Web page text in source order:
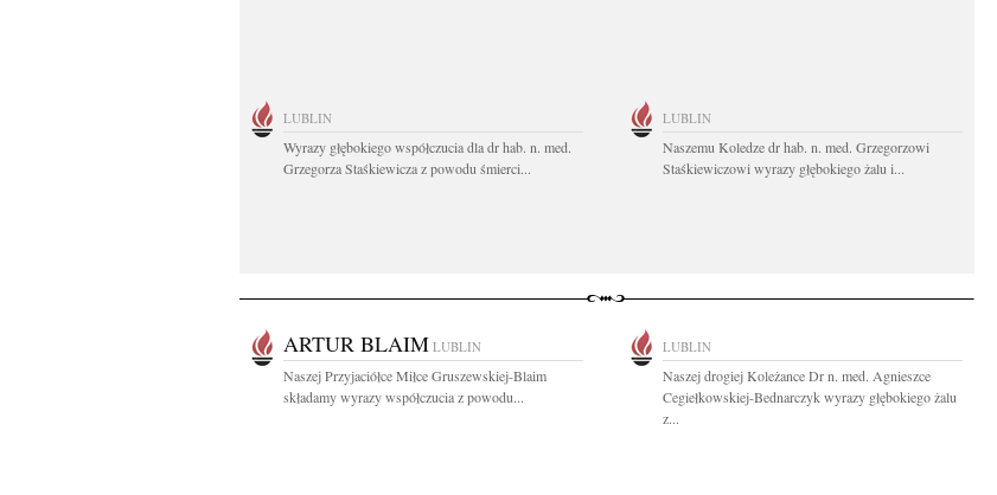
LUBLIN
Wyrazy głębokiego współczucia dla dr hab. n. med.
Grzegorza Staśkiewicza z powodu śmierci...
LUBLIN
Naszemu Koledze dr hab. n. med. Grzegorzowi
Staśkiewiczowi wyrazy głębokiego żalu i...
ARTUR BLAIM LUBLIN
Naszej Przyjaciółce Miłce Gruszewskiej-Blaim
składamy wyrazy współczucia z powodu...
LUBLIN
Naszej drogiej Koleżance Dr n. med. Agnieszce
Cegiełkowskiej-Bednarczyk wyrazy głębokiego żalu
z...